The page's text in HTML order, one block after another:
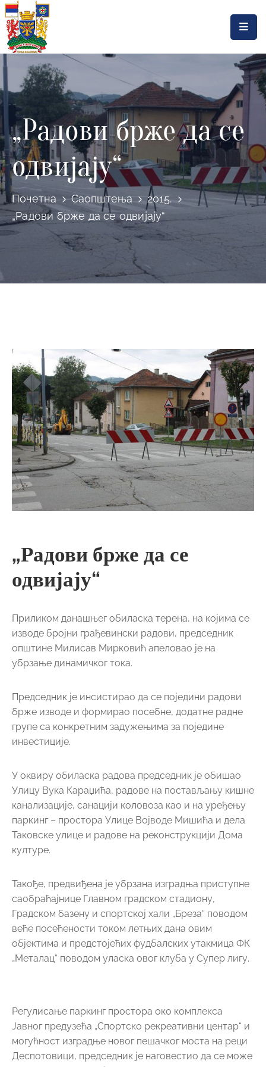
Насловна
Локална
самоуправа
Општинска
управа
Актуелности
Документа
Горњи
Милановац
„Радови брже да се
одвијају“
Почетна Саопштења
2015.
„Радови брже да се одвијају“
„Радови брже да се
одвијају“
Приликом данашњег обиласка терена, на којима се
изводе бројни грађевински радови, председник
општине Милисав Мирковић апеловао је на
убрзање динамичког тока.
Председник је инсистирао да се поједини радови
брже изводе и формирао посебне, додатне радне
групе са конкретним задужењима за поједине
инвестиције.
У оквиру обиласка радова председник је обишао
Улицу Вука Караџића, радове на постављању кишне
канализације, санацији коловоза као и на уређењу
паркинг – простора Улице Војводе Мишића и дела
Таковске улице и радове на реконструкцији Дома
културе.
Такође, предвиђена је убрзана изградња приступне
саобраћајнице Главном градском стадиону,
Градском базену и спортској хали „Бреза“ поводом
веће посећености током летњих дана овим
објектима и предстојећих фудбалских утакмица ФК
„Металац“ поводом уласка овог клуба у Супер лигу.
Регулисање паркинг простора око комплекса
Јавног предузећа „Спортско рекреативни центар“ и
могућност изградње новог пешачког моста на реци
Деспотовици, председник је наговестио да се може